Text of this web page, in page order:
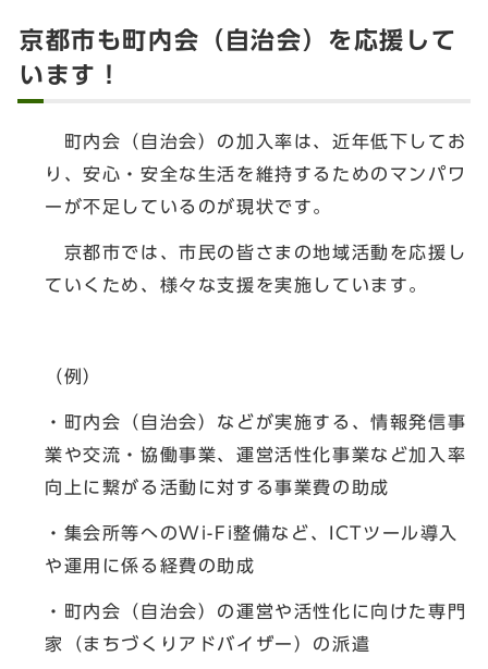
京都市も町内会（自治会）を応援して
います！
町内会（自治会）の加入率は、近年低下してお
り、安心・安全な生活を維持するためのマンパワ
ーが不足しているのが現状です。
京都市では、市民の皆さまの地域活動を応援し
ていくため、様々な支援を実施しています。
（例）
・町内会（自治会）などが実施する、情報発信事
業や交流・協働事業、運営活性化事業など加入率
向上に繋がる活動に対する事業費の助成
・集会所等へのWi-Fi整備など、ICTツール導入
や運用に係る経費の助成
・町内会（自治会）の運営や活性化に向けた専門
家（まちづくりアドバイザー）の派遣